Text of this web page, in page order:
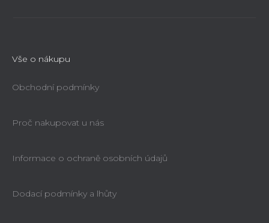
Vše o nákupu
Obchodní podmínky
Proč nakupovat u nás
Informace o ochraně osobních údajů
Dodací podmínky a lhůty